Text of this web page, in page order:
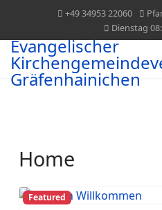
+49 34953 22060
Dienstag
Evangelischer
Gräfenhainichen
Home
Featured